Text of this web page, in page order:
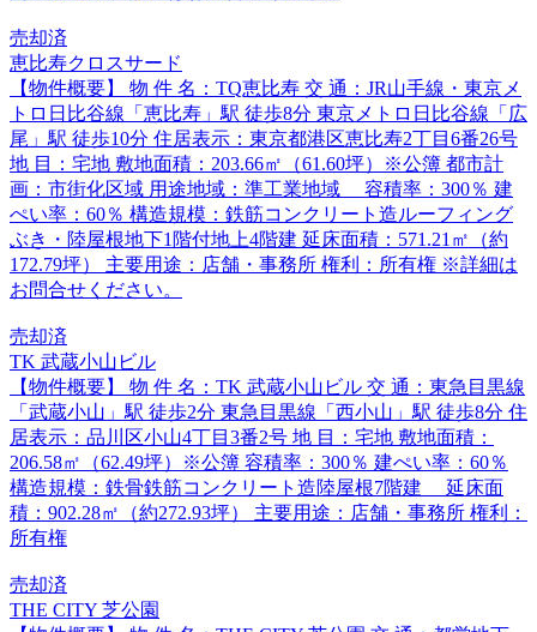
売却済
恵比寿クロスサード
【物件概要】 物 件 名：TQ恵比寿 交 通：JR山手線・東京メ
トロ日比谷線「恵比寿」駅 徒歩8分 東京メトロ日比谷線「広
尾」駅 徒歩10分 住居表示：東京都港区恵比寿2丁目6番26号
地 目：宅地 敷地面積：203.66㎡（61.60坪）※公簿 都市計
画：市街化区域 用途地域：準工業地域 容積率：300％ 建
ぺい率：60％ 構造規模：鉄筋コンクリート造ルーフィング
ぶき・陸屋根地下1階付地上4階建 延床面積：571.21㎡（約
172.79坪） 主要用途：店舗・事務所 権利：所有権 ※詳細は
お問合せください。
売却済
TK 武蔵小山ビル
【物件概要】 物 件 名：TK 武蔵小山ビル 交 通：東急目黒線
「武蔵小山」駅 徒歩2分 東急目黒線「西小山」駅 徒歩8分 住
居表示：品川区小山4丁目3番2号 地 目：宅地 敷地面積：
206.58㎡（62.49坪）※公簿 容積率：300％ 建ぺい率：60％
構造規模：鉄骨鉄筋コンクリート造陸屋根7階建 延床面
積：902.28㎡（約272.93坪） 主要用途：店舗・事務所 権利：
所有権
売却済
THE CITY 芝公園